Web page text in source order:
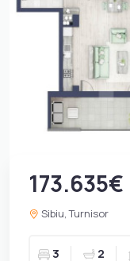
173.635€
Sibiu, Turnisor
3 2